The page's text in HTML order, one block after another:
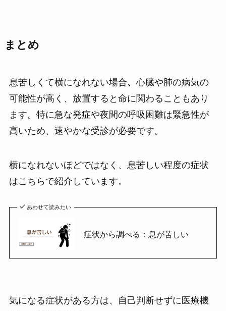
まとめ
息苦しくて横になれない場合、心臓や肺の病気の
可能性が高く、放置すると命に関わることもあり
ます。特に急な発症や夜間の呼吸困難は緊急性が
高いため、速やかな受診が必要です。
横になれないほどではなく、息苦しい程度の症状
はこちらで紹介しています。
あわせて読みたい
症状から調べる：息が苦しい
気になる症状がある方は、自己判断せずに医療機